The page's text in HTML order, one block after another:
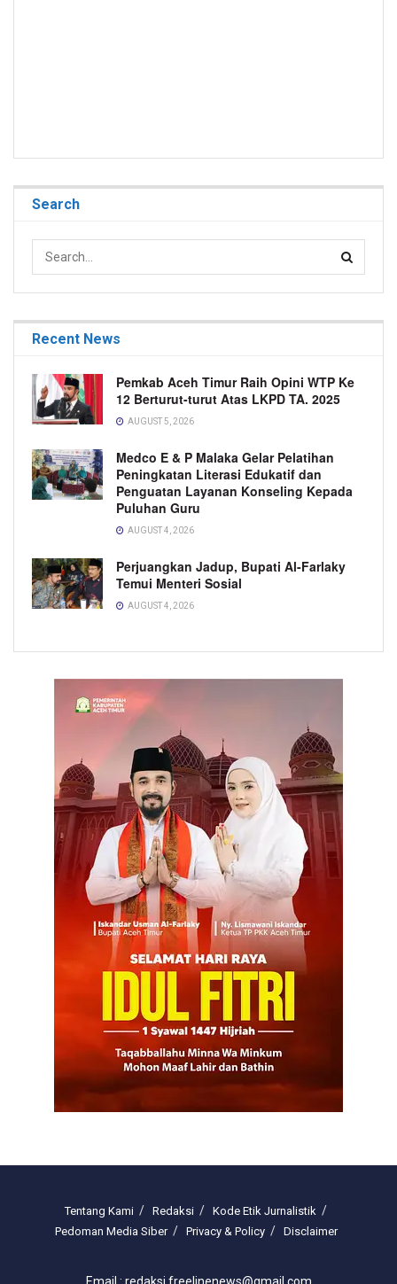
Search
Recent News
Pemkab Aceh Timur Raih Opini WTP Ke
12 Berturut-turut Atas LKPD TA. 2025
AUGUST 5, 2026
Medco E & P Malaka Gelar Pelatihan
Peningkatan Literasi Edukatif dan
Penguatan Layanan Konseling Kepada
Puluhan Guru
AUGUST 4, 2026
Perjuangkan Jadup, Bupati Al-Farlaky
Temui Menteri Sosial
AUGUST 4, 2026
Tentang Kami Redaksi
Kode Etik Jurnalistik
Pedoman Media Siber
Privacy & Policy Disclaimer